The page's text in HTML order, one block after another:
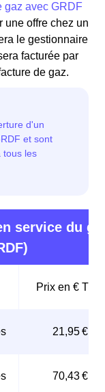
gaz avec GRDF
une offre chez un
le gestionnaire
facturée par
de gaz.
service du
Prix en € TTC
21,95 €
70,43 €